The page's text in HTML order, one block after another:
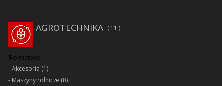
AGROTECHNIKA 11
Rolnictwo
Akcesoria (1)
Maszyny rolnicze (8)